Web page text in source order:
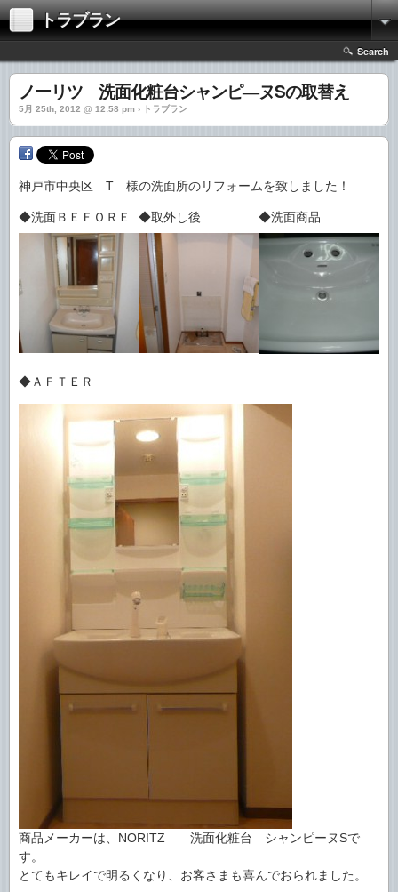
トラブラン
Search
ノーリツ 洗面化粧台シャンピ―ヌSの取替え
5月 25th, 2012 @ 12:58 pm › トラブラン
神戸市中央区 T 様の洗面所のリフォームを致しました！
◆洗面ＢＥＦＯＲＥ ◆取外し後 ◆洗面商品
◆ＡＦＴＥＲ
商品メーカーは、NORITZ 洗面化粧台 シャンピーヌSで
す。
とてもキレイで明るくなり、お客さまも喜んでおられました。